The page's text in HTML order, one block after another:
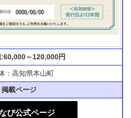
～120,000円
：高知県本山町
掲載ページ
び公式ページ